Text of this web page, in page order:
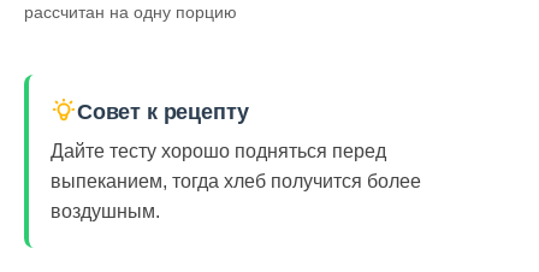
рассчитан на одну порцию
Совет к рецепту
Дайте тесту хорошо подняться перед
выпеканием, тогда хлеб получится более
воздушным.